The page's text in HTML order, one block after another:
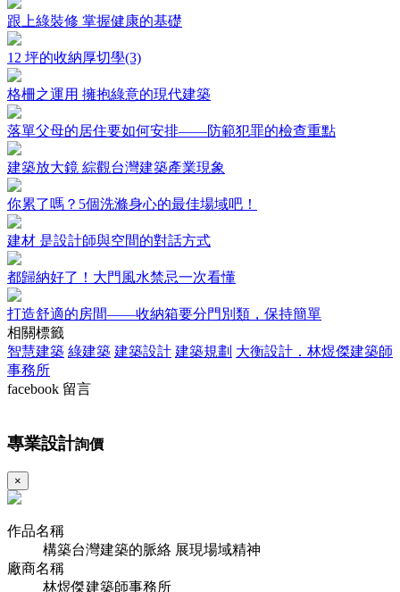
跟上綠裝修 掌握健康的基礎
12 坪的收納厚切學(3)
格柵之運用 擁抱綠意的現代建築
落單父母的居住要如何安排——防範犯罪的檢查重點
建築放大鏡 綜觀台灣建築產業現象
你累了嗎？5個洗滌身心的最佳場域吧！
建材 是設計師與空間的對話方式
都歸納好了！大門風水禁忌一次看懂
打造舒適的房間——收納箱要分門別類，保持簡單
相關標籤
智慧建築 綠建築 建築設計 建築規劃 大衡設計．林煜傑建築師
事務所
facebook 留言
專業設計詢價
×
作品名稱
構築台灣建築的脈絡 展現場域精神
廠商名稱
林煜傑建築師事務所